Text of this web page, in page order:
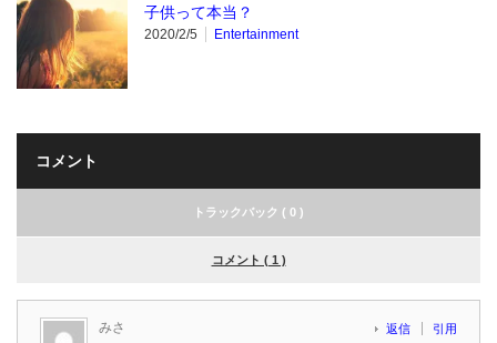
子供って本当？
2020/2/5 Entertainment
コメント
トラックバック ( 0 )
コメント ( 1 )
みさ 返信 引用